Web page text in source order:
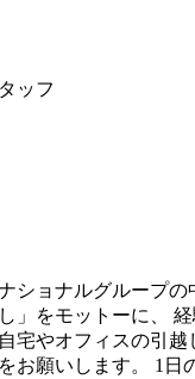
ッフ
ショナルグループ
」をモットーに、
宅やオフィスの引
お願いします。 1